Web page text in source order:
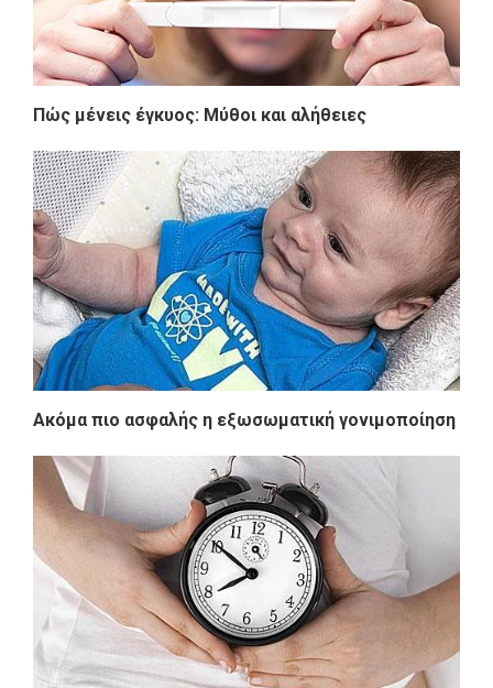
Πώς μένεις έγκυος: Μύθοι και αλήθειες
Ακόμα πιο ασφαλής η εξωσωματική γονιμοποίηση